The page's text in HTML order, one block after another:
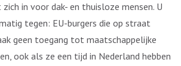
in voor dak- en thuisloze mensen. U
tegen: EU-burgers die op straat
geen toegang tot maatschappelijke
ook als ze een tijd in Nederland hebben